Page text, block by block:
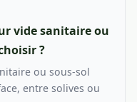
vide sanitaire ou
?
ou sous-sol
entre solives ou